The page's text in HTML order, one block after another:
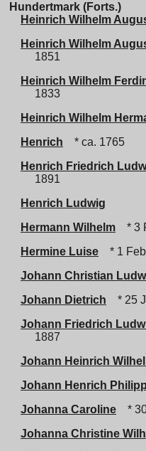
Hundertmark (Forts.)
Heinrich Wilhelm
Heinrich Wilhelm
1851
Heinrich Wilhelm
1833
Heinrich Wilhelm
Henrich
* ca. 1765
Henrich Friedrich
1891
Henrich Ludwig
Hermann Wilhelm
* 3
Hermine Luise
* 1
Johann Christian
Johann Dietrich
* 25
Johann Friedrich
1887
Johann Heinrich
Johann Henrich Philipp
Johanna Caroline
*
Johanna Christine